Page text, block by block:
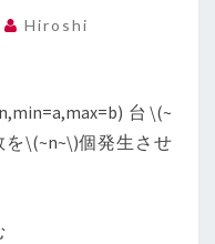
【STATISTICS
】
Hiroshi
台\(~
\(~n~\)個発生させ
もっと読む